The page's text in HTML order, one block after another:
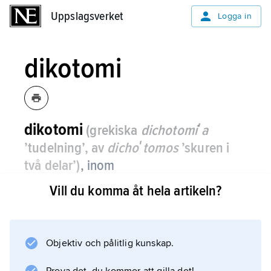
Uppslagsverket Logga in
dikotomi
dikotomi (grekiska dichotomiʹa
’tudelning’, av dichoʹtomos’skuren i
två delar’), inom
samhällsvetenskaperna: variabel eller
egenskap som är delad i två varandra
Variabeln biologiskt kön är ett exempel på en
Vill du komma åt hela artikeln?
Objektiv och pålitlig kunskap.